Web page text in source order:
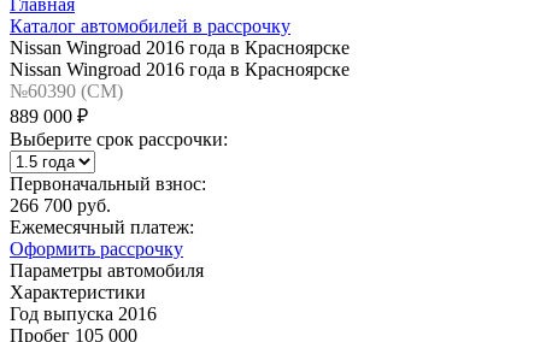
Главная
Каталог автомобилей в рассрочку
Nissan Wingroad 2016 года в Красноярске
Nissan Wingroad 2016 года в Красноярске
№60390 (CM)
889 000 ₽
Выберите срок рассрочки:
Первоначальный взнос:
266 700 руб.
Ежемесячный платеж:
Оформить рассрочку
Параметры автомобиля
Характеристики
Год выпуска 2016
Пробег 105 000